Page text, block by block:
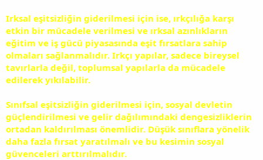
Irksal eşitsizliğin giderilmesi için ise, ırkçılığa karşı
etkin bir mücadele verilmesi ve ırksal azınlıkların
eğitim ve iş gücü piyasasında eşit fırsatlara sahip
olmaları sağlanmalıdır. Irkçı yapılar, sadece bireysel
tavırlarla değil, toplumsal yapılarla da mücadele
edilerek yıkılabilir.
Sınıfsal eşitsizliğin giderilmesi için, sosyal devletin
güçlendirilmesi ve gelir dağılımındaki dengesizliklerin
ortadan kaldırılması önemlidir. Düşük sınıflara yönelik
daha fazla fırsat yaratılmalı ve bu kesimin sosyal
güvenceleri arttırılmalıdır.